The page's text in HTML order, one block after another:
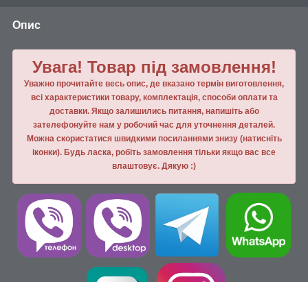
Опис
Увага! Товар під замовлення!
Уважно прочитайте весь опис, де вказано термін виготовлення,
всі характеристики товару, комплектація, способи оплати та
доставки. Якщо залишились питання, напишiть або
зателефонуйте нам у робочий час для уточнення деталей.
Можна скористатися швидкими посиланнями знизу (натисніть
іконки). Будь ласка, робiть замовлення тiльки якщо вас все
влаштовує. Дякую :)